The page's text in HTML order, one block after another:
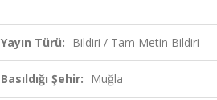
Yayın Türü: Bildiri / Tam Metin Bildiri
Basıldığı Şehir: Muğla